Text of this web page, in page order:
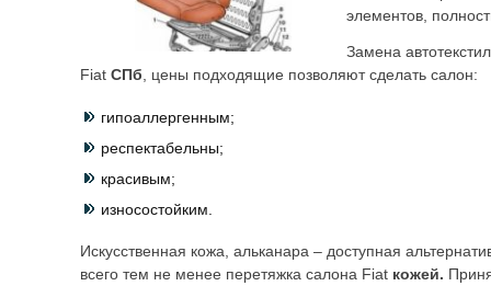
элементов,
Замена
Fiat СПб , цены подходящие позволяют сделать салон:
гипоаллергенным;
респектабельны;
красивым;
износостойким.
Искусственная кожа, альканара – доступная
всего тем не менее перетяжка салона Fiat кожей.